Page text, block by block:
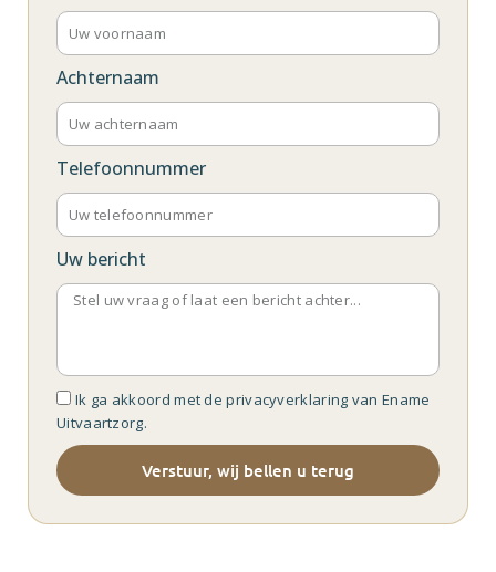
Achternaam
Telefoonnummer
Uw bericht
Ik ga akkoord met de privacyverklaring van Ename
Uitvaartzorg.
Verstuur, wij bellen u terug